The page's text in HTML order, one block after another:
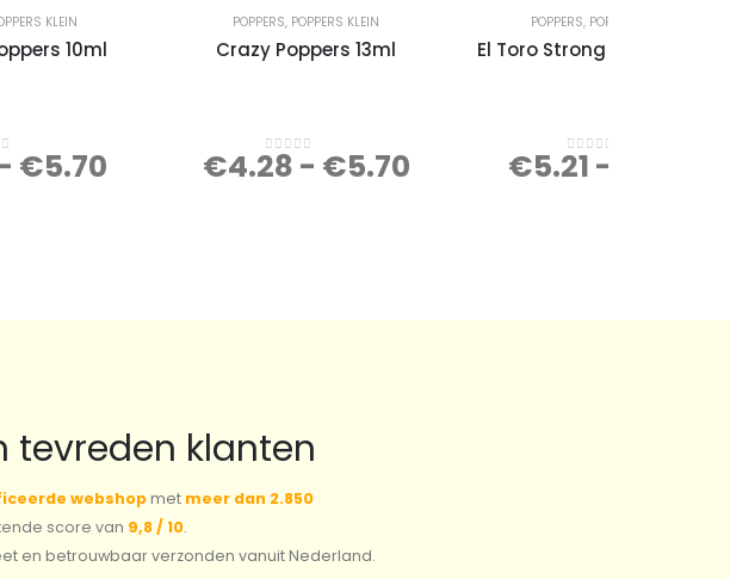
KLEIN
10ml
5
€5.70
POPPERS, POPPERS KLEIN
Crazy Poppers 13ml
0out of 5
€4.28 - €5.70
POPPERS, POPPERS GROOT
El Toro Strong Poppers
0out of 5
€5.21 -
tevreden klanten
webshopmet meer dan 2.850
score van 9,8 / 10.
en betrouwbaar verzonden vanuit Nederland.